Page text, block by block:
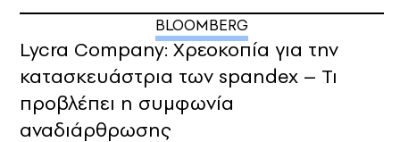
BLOOMBERG
Lycra Company: Χρεοκοπία για την
κατασκευάστρια των spandex – Τι
προβλέπει η συμφωνία
αναδιάρθρωσης